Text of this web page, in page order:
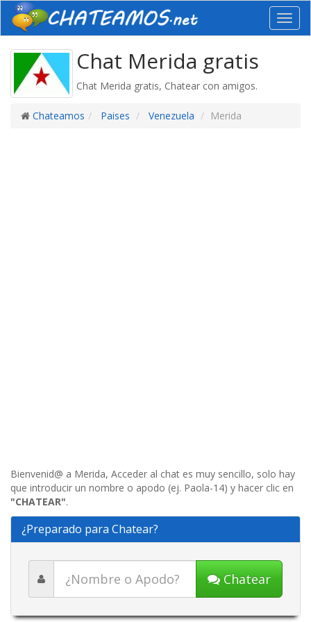
Chat Merida gratis
Chat Merida gratis, Chatear con amigos.
Chateamos Paises Venezuela Merida
Bienvenid@ a Merida, Acceder al chat es muy sencillo, solo hay
que introducir un nombre o apodo (ej. Paola-14) y hacer clic en
"CHATEAR".
¿Preparado para Chatear?
Chatear